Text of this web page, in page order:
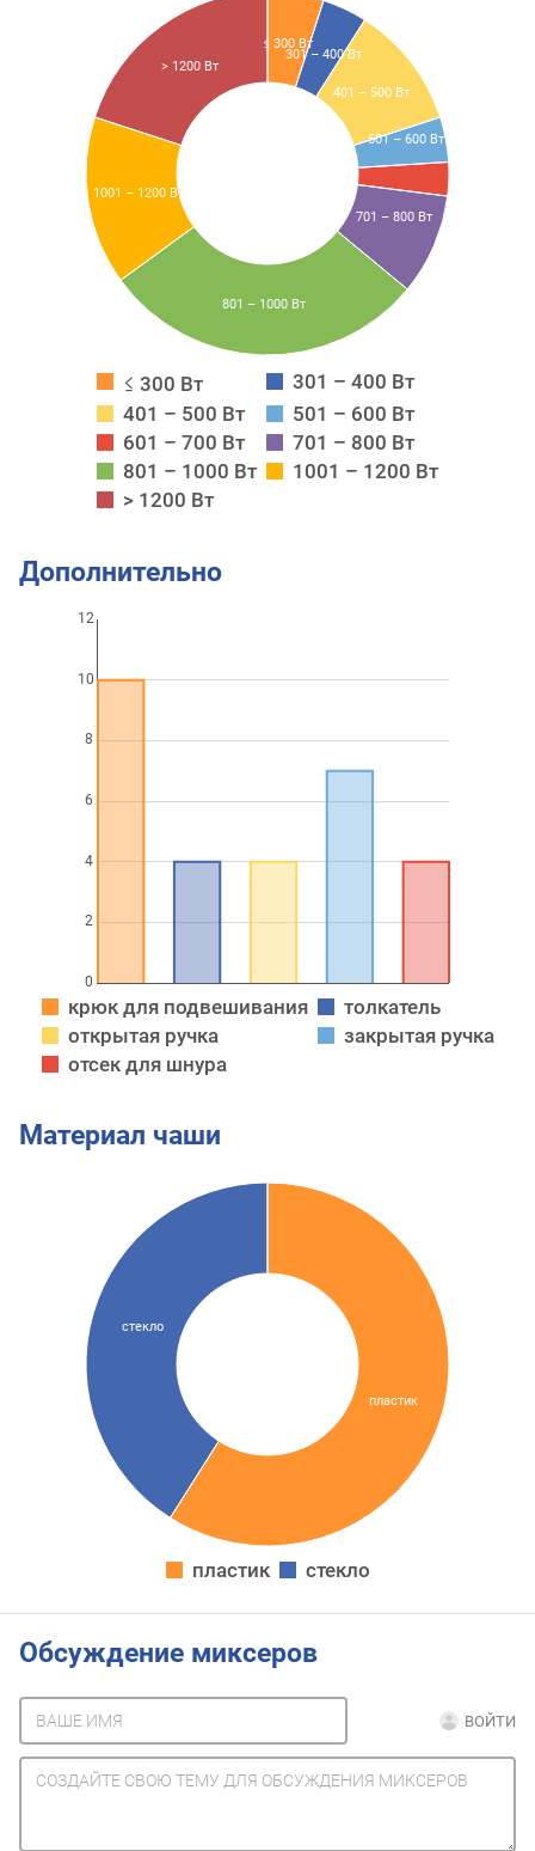
≤ 300 Вт
301 – 400 Вт
401 – 500 Вт
501 – 600 Вт
701 – 800 Вт
801 – 1000 Вт
1001 – 1200 Вт
> 1200 Вт
≤ 300 Вт
301 – 400 Вт
401 – 500 Вт
501 – 600 Вт
601 – 700 Вт
701 – 800 Вт
801 – 1000 Вт
1001 – 1200 Вт
> 1200 Вт
Дополнительно
крюк для подвешивания
толкатель
открытая ручка
закрытая ручка
отсек для шнура
Материал чаши
пластик
стекло
пластик стекло
Обсуждение миксеров
ВОЙТИ